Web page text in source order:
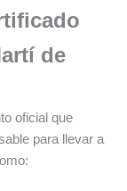
de
oficial que
para llevar a